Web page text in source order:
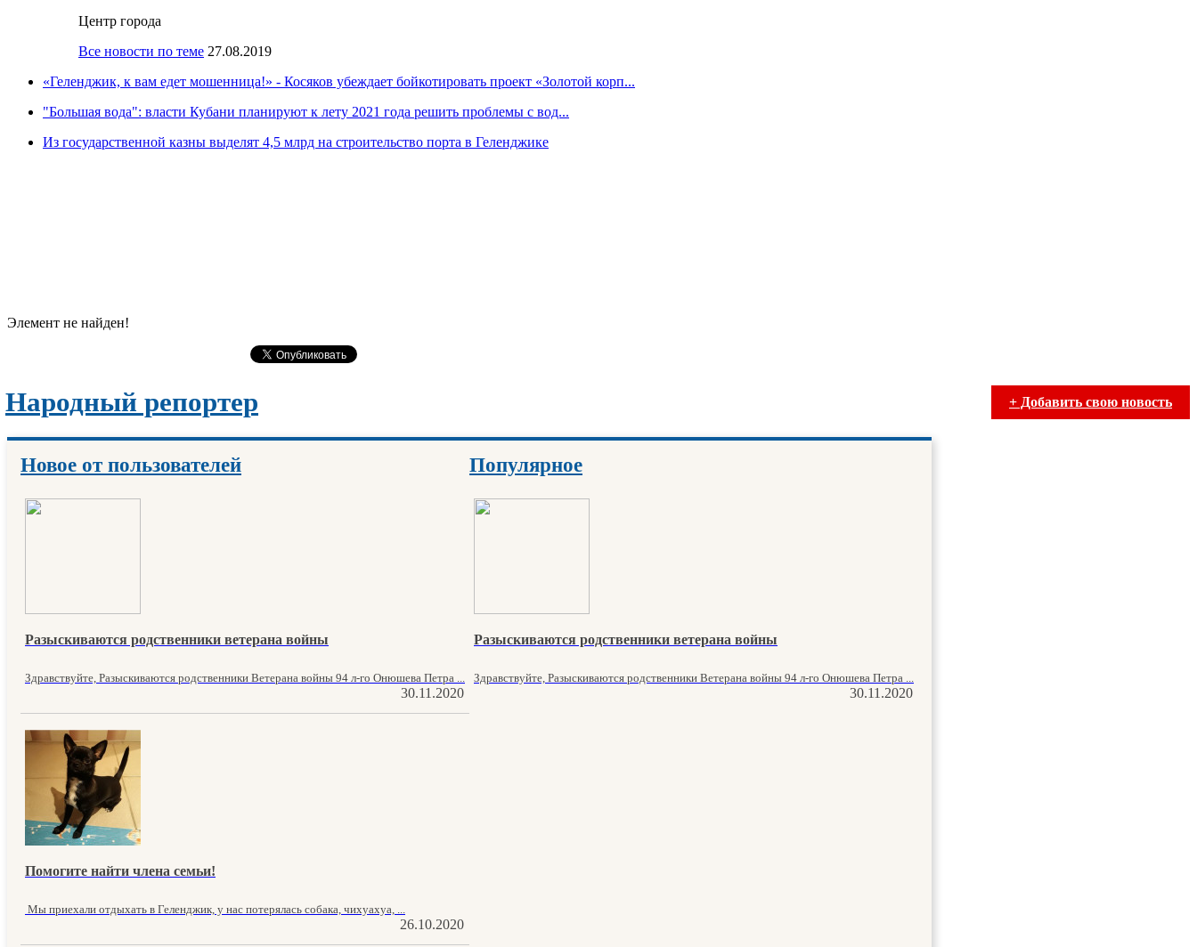
Центр города
Все новости по теме 27.08.2019
«Геленджик, к вам едет мошенница!» - Косяков убеждает бойкотировать проект «Золотой корп...
"Большая вода": власти Кубани планируют к лету 2021 года решить проблемы с вод...
Из государственной казны выделят 4,5 млрд на строительство порта в Геленджике
Элемент не найден!
Народный репортер + Добавить свою новость
Новое от пользователей
Разыскиваются родственники ветерана войны
Здравствуйте, Разыскиваются родственники Ветерана войны 94 л-го Онюшева Петра ...
30.11.2020
Помогите найти члена семьи!
Мы приехали отдыхать в Геленджик, у нас потерялась собака, чихуахуа, ...
26.10.2020
Популярное
Разыскиваются родственники ветерана войны
Здравствуйте, Разыскиваются родственники Ветерана войны 94 л-го Онюшева Петра ...
30.11.2020